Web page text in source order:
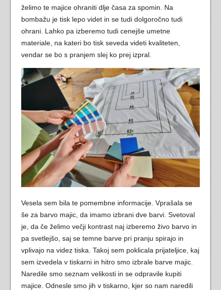
želimo te majice ohraniti dlje časa za spomin. Na
bombažu je tisk lepo videt in se tudi dolgoročno tudi
ohrani. Lahko pa izberemo tudi cenejše umetne
materiale, na kateri bo tisk seveda videti kvaliteten,
vendar se bo s pranjem slej ko prej izpral.
Vesela sem bila te pomembne informacije. Vprašala se
še za barvo majic, da imamo izbrani dve barvi. Svetoval
je, da če želimo večji kontrast naj izberemo živo barvo in
pa svetlejšo, saj se temne barve pri pranju spirajo in
vplivajo na videz tiska. Takoj sem poklicala prijateljice, kaj
sem izvedela v tiskarni in hitro smo izbrale barve majic.
Naredile smo seznam velikosti in se odpravile kupiti
majice. Odnesle smo jih v tiskarno, kjer so nam naredili